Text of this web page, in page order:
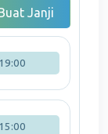
Janji